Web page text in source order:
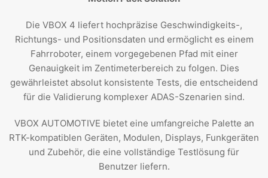
Die VBOX 4 liefert hochpräzise Geschwindigkeits-,
Richtungs- und Positionsdaten und ermöglicht es einem
Fahrroboter, einem vorgegebenen Pfad mit einer
Genauigkeit im Zentimeterbereich zu folgen. Dies
gewährleistet absolut konsistente Tests, die entscheidend
für die Validierung komplexer ADAS-Szenarien sind.
VBOX AUTOMOTIVE bietet eine umfangreiche Palette an
RTK-kompatiblen Geräten, Modulen, Displays, Funkgeräten
und Zubehör, die eine vollständige Testlösung für
Benutzer liefern.